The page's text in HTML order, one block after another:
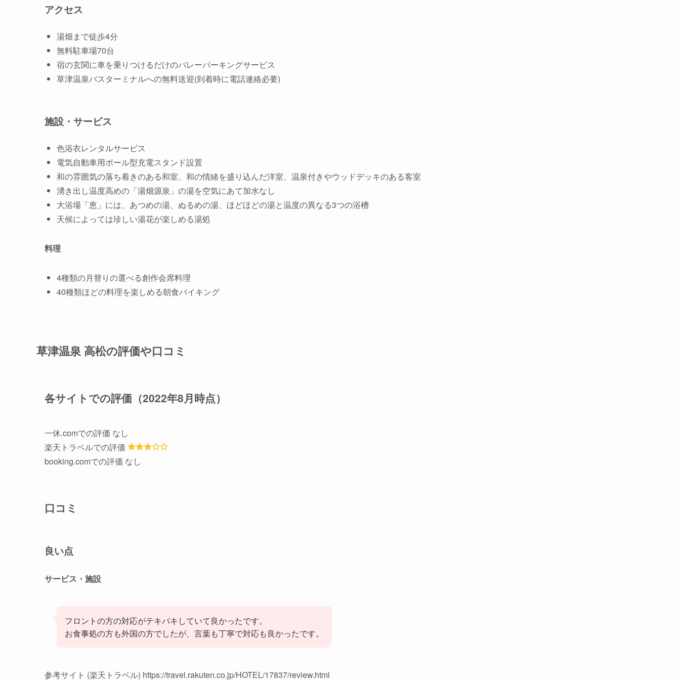
アクセス
湯畑まで徒歩4分
無料駐車場70台
宿の玄関に車を乗りつけるだけのバレーパーキングサービス
草津温泉バスターミナルへの無料送迎(到着時に電話連絡必要)
施設・サービス
色浴衣レンタルサービス
電気自動車用ポール型充電スタンド設置
和の雰囲気の落ち着きのある和室、和の情緒を盛り込んだ洋室、温泉付きやウッドデッキのある客室
湧き出し温度高めの「湯畑源泉」の湯を空気にあて加水なし
大浴場「恵」には、あつめの湯、ぬるめの湯、ほどほどの湯と温度の異なる3つの浴槽
天候によっては珍しい湯花が楽しめる湯処
料理
4種類の月替りの選べる創作会席料理
40種類ほどの料理を楽しめる朝食バイキング
草津温泉 高松の評価や口コミ
各サイトでの評価（2022年8月時点）
一休.comでの評価 なし
楽天トラベルでの評価
booking.comでの評価 なし
口コミ
良い点
サービス・施設
フロントの方の対応がテキパキしていて良かったです。
お食事処の方も外国の方でしたが、言葉も丁寧で対応も良かったです。
参考サイト (楽天トラベル) https://travel.rakuten.co.jp/HOTEL/17837/review.html